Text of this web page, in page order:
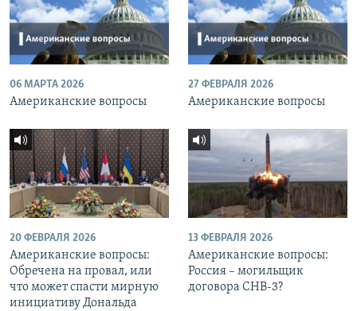
06 МАРТА 2026
Американские вопросы
27 ФЕВРАЛЯ 2026
Американские вопросы
20 ФЕВРАЛЯ 2026
Американские вопросы:
Обречена на провал, или
что может спасти мирную
инициативу Дональда
13 ФЕВРАЛЯ 2026
Американские вопросы:
Россия – могильщик
договора СНВ-3?